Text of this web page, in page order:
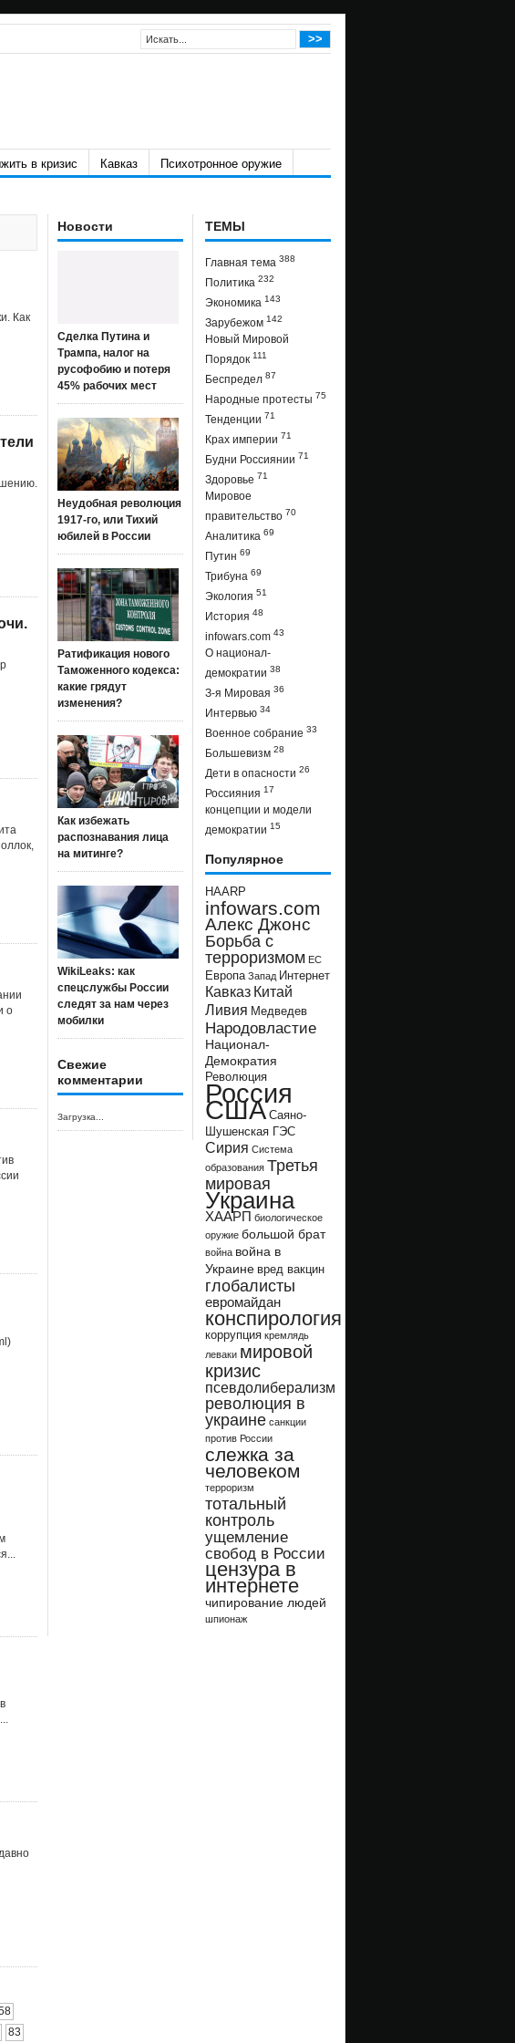
в кризис Кавказ
Психотронное оружие
Как
о
83
Новости
Сделка Путина и
Трампа, налог на
русофобию и потеря
45% рабочих мест
Неудобная революция
1917-го, или Тихий
юбилей в России
Ратификация нового
Таможенного кодекса:
какие грядут
изменения?
Как избежать
распознавания лица
на митинге?
WikiLeaks: как
спецслужбы России
следят за нам через
мобилки
Свежие
комментарии
Загрузка...
ТЕМЫ
Главная тема 388
Политика 232
Экономика 143
Зарубежом 142
Новый Мировой
Порядок 111
Беспредел 87
Народные протесты 75
Тенденции 71
Крах империи 71
Будни Россиянии 71
Здоровье 71
Мировое
правительство 70
Аналитика 69
Путин 69
Трибуна 69
Экология 51
История 48
infowars.com 43
О национал-
демократии 38
З-я Мировая 36
Интервью 34
Военное собрание 33
Большевизм 28
Дети в опасности 26
Россияния 17
концепции и модели
демократии 15
Популярное
HAARP
infowars.com
Алекс Джонс
Борьба с
терроризмом ЕС
Европа Запад Интернет
Кавказ Китай
Ливия Медведев
Народовластие
Национал-
Демократия
Революция
Россия
США Саяно-
Шушенская ГЭС
Сирия Система
образования Третья
мировая
Украина
ХААРП биологическое
оружие большой брат
война война в
Украине вред вакцин
глобалисты
евромайдан
конспирология
коррупция кремлядь
леваки мировой
кризис
псевдолиберализм
революция в
украине санкции
против России
слежка за
человеком
терроризм
тотальный
контроль
ущемление
свобод в России
цензура в
интернете
чипирование людей
шпионаж